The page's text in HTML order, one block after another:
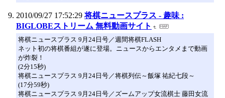
2010/09/27 17:52:29 将棋ニュースプラス - 趣味 :
BIGLOBEストリーム 無料動画サイト
将棋ニュースプラス 9月24日号／週間将棋FLASH
ネット初の将棋番組が遂に登場。ニュースからエンタメまで動画
が炸裂！
(2分15秒)
将棋ニュースプラス 9月24日号／将棋列伝～飯塚 祐紀七段～
(17分59秒)
将棋ニュースプラス 9月24日号／ズームアップ女流棋士 藤田女流